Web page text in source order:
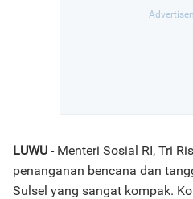
LUWU - Menteri Sosial RI, Tri
penanganan bencana dan
Sulsel yang sangat kompak.